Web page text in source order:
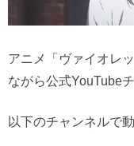
アニメ「ヴァイオレ
ながら公式YouTube
以下のチャンネルで